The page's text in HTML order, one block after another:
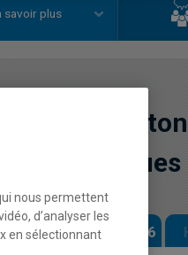
savoir plus
: Pratique
- Automne 2026
nous permettent
d’analyser les
en sélectionnant